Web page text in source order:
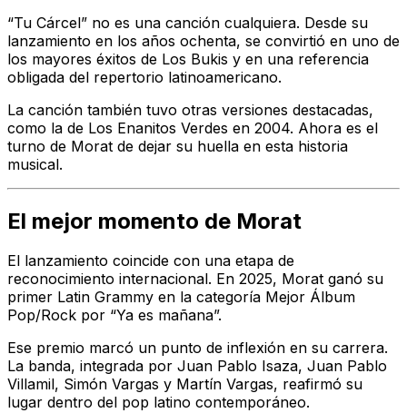
“Tu Cárcel” no es una canción cualquiera. Desde su
lanzamiento en los años ochenta, se convirtió en uno de
los mayores éxitos de Los Bukis y en una referencia
obligada del repertorio latinoamericano.
La canción también tuvo otras versiones destacadas,
como la de Los Enanitos Verdes en 2004. Ahora es el
turno de Morat de dejar su huella en esta historia
musical.
El mejor momento de Morat
El lanzamiento coincide con una etapa de
reconocimiento internacional. En 2025, Morat ganó su
primer Latin Grammy en la categoría Mejor Álbum
Pop/Rock por “Ya es mañana”.
Ese premio marcó un punto de inflexión en su carrera.
La banda, integrada por Juan Pablo Isaza, Juan Pablo
Villamil, Simón Vargas y Martín Vargas, reafirmó su
lugar dentro del pop latino contemporáneo.